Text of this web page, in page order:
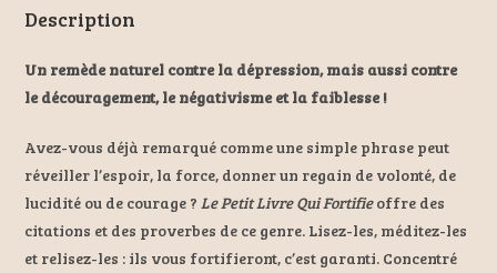
Description
Un remède naturel contre la dépression, mais aussi contre
le découragement, le négativisme et la faiblesse !
Avez-vous déjà remarqué comme une simple phrase peut
réveiller l’espoir, la force, donner un regain de volonté, de
lucidité ou de courage ? Le Petit Livre Qui Fortifieoffre des
citations et des proverbes de ce genre. Lisez-les, méditez-les
et relisez-les : ils vous fortifieront, c’est garanti. Concentré